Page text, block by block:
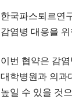
한국파스퇴르연
감염병 대응을
이번 협약은 감
대학병원과 의과
높일 수 있을 것